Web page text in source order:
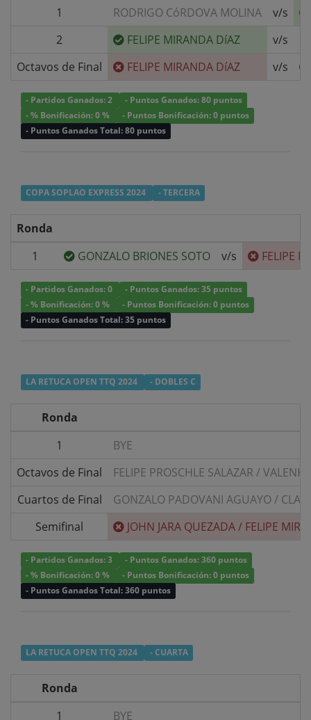
1
RODRIGO CóRDOVA MOLINA
v/s
2
FELIPE MIRANDA DíAZ v/s
Octavos de Final
FELIPE MIRANDA DíAZ v/s
- Partidos Ganados: 2
- Puntos Ganados: 80 puntos
- % Bonificación: 0 %
- Puntos Bonificación: 0 puntos
- Puntos Ganados Total: 80 puntos
COPA SOPLAO EXPRESS 2024 - TERCERA
Ronda
1
GONZALO BRIONES SOTO v/s FELIPE
- Partidos Ganados: 0
- Puntos Ganados: 35 puntos
- % Bonificación: 0 %
- Puntos Bonificación: 0 puntos
- Puntos Ganados Total: 35 puntos
LA RETUCA OPEN TTQ 2024 - DOBLES C
Ronda
1
BYE
Octavos de Final
FELIPE PROSCHLE SALAZAR /
Cuartos de Final
GONZALO PADOVANI AGUAYO /
Semifinal
JOHN JARA QUEZADA/ FELIPE
- Partidos Ganados: 3
- Puntos Ganados: 360 puntos
- % Bonificación: 0 %
- Puntos Bonificación: 0 puntos
- Puntos Ganados Total: 360 puntos
LA RETUCA OPEN TTQ 2024 - CUARTA
Ronda
1
BYE